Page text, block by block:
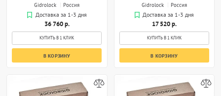
Gidrolock
Россия
Доставка за 1-3 дня
36 760 р.
КУПИТЬ В 1 КЛИК
В КОРЗИНУ
Gidrolock
Россия
Доставка за 1-3 дня
17 520 р.
КУПИТЬ В 1 КЛИК
В КОРЗИНУ